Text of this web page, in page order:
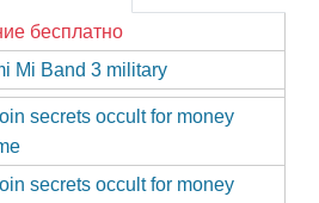
бесплатно
Mi Band 3 military
secrets occult for money
secrets occult for money